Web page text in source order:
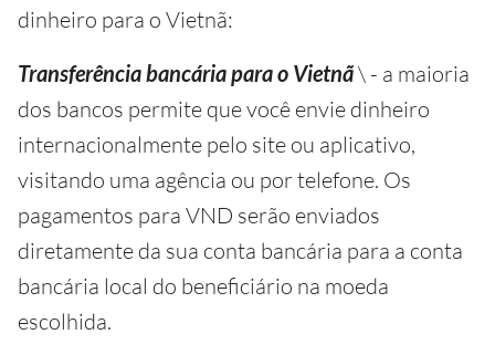
dinheiro para o Vietnã:
Transferência bancária para o Vietnã\ - a maioria
dos bancos permite que você envie dinheiro
internacionalmente pelo site ou aplicativo,
visitando uma agência ou por telefone. Os
pagamentos para VND serão enviados
diretamente da sua conta bancária para a conta
bancária local do beneficiário na moeda
escolhida.